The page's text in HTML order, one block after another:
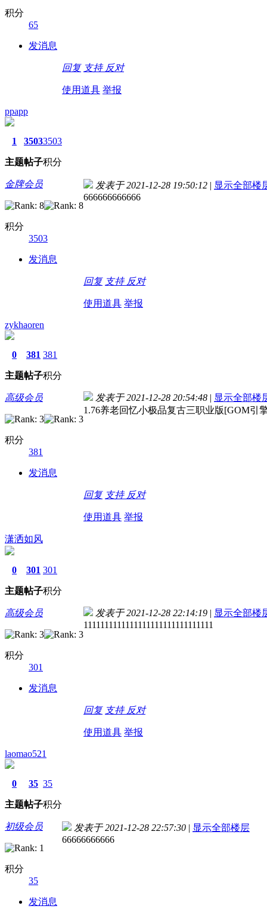
积分
65
发消息
回复 支持 反对
使用道具 举报
ppapp
1
主题
3503
帖子
3503
积分
金牌会员
积分
3503
发消息
发表于 2021-12-28 19:50:12 | 显示全部楼
666666666666
回复 支持 反对
使用道具 举报
zykhaoren
0
主题
381
帖子
381
积分
高级会员
积分
381
发消息
发表于 2021-12-28 20:54:48 | 显示全部楼
1.76养老回忆小极品复古三职业版[GOM引
回复 支持 反对
使用道具 举报
潇洒如风
0
主题
301
帖子
301
积分
高级会员
积分
301
发消息
发表于 2021-12-28 22:14:19 | 显示全部楼
1111111111111111111111111111111
回复 支持 反对
使用道具 举报
laomao521
0
主题
35
帖子
35
积分
初级会员
积分
35
发消息
发表于 2021-12-28 22:57:30 | 显示全部楼层
66666666666